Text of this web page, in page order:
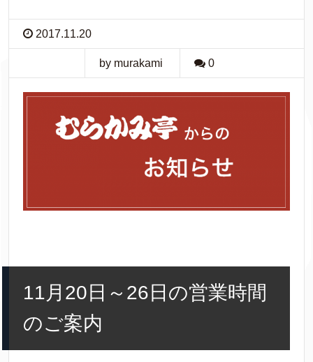
2017.11.20
by murakami 0
11月20日～26日の営業時間
のご案内